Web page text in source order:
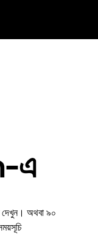
এ
দেখুন। অথবা ৯০